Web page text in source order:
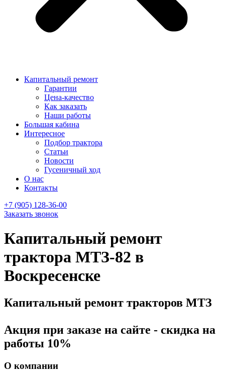
Капитальный ремонт
Гарантии
Цена-качество
Как заказать
Наши работы
Большая кабина
Интересное
Подбор трактора
Статьи
Новости
Гусеничный ход
О нас
Контакты
+7 (905) 128-36-00
Заказать звонок
Капитальный ремонт
трактора МТЗ-82 в
Воскресенске
Капитальный ремонт тракторов МТЗ
Акция при заказе на сайте - скидка на
работы 10%
О компании